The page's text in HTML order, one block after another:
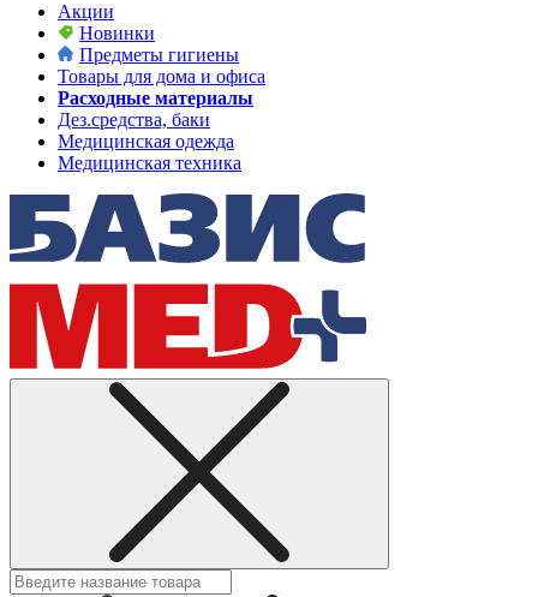
Акции
Новинки
Предметы гигиены
Товары для дома и офиса
Расходные материалы
Дез.средства, баки
Медицинская одежда
Медицинская техника